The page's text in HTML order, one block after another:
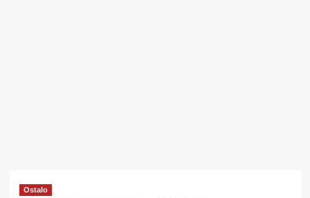
Ostalo